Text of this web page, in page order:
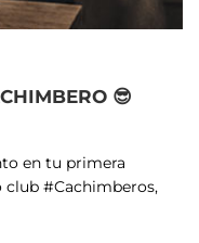
😎
en tu primera
#Cachimberos,